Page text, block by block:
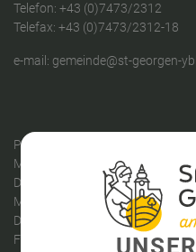
Telefon: +43 (0)7473/2312
Telefax: +43 (0)7473/2312-18
e-mail: gemeinde@st-georgen-
PARTEIENVERKEHR
Montag: 09:00 - 12:00 Uhr
Dienstag: 14:00 - 18:00 Uhr
Mittwoch: 08:00 - 12:00 Uhr
Donnerstag: kein
Freitag: 08:00 - 12:00 Uhr